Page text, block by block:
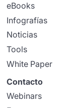
eBooks
Infografías
Noticias
Tools
White Paper
Contacto
Webinars